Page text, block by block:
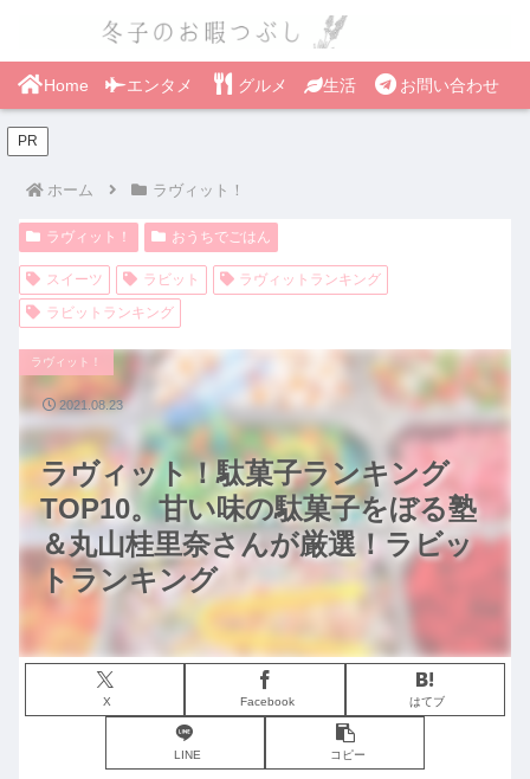
Home エンタメ グルメ 生活 お問い合わせ
PR
ホーム ラヴィット！
ラヴィット！ おうちでごはん
スイーツ ラビット
ラヴィットランキング
ラビットランキング
ラヴィット！駄菓子ランキング
TOP10。甘い味の駄菓子をぼる塾
＆丸山桂里奈さんが厳選！ラビッ
トランキング
ラヴィット！
X Facebook はてブ
LINE コピー
2021.08.23